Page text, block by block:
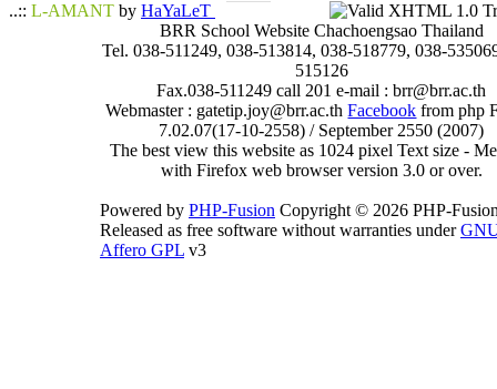
..:: L-AMANT by HaYaLeT
BRR School Website Chachoengsao Thailand
Tel. 038-511249, 038-513814, 038-518779, 038-
515126
Fax.038-511249 call 201 e-mail : brr@brr.ac.th
Webmaster : gatetip.joy@brr.ac.thFacebook from php
7.02.07(17-10-2558) / September 2550 (2007)
The best view this website as 1024 pixel Text size -
with Firefox web browser version 3.0 or over.
Powered by PHP-Fusion Copyright © 2026 PHP-
Released as free software without warranties under
Affero GPL v3